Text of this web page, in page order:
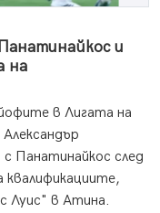
и
на
в Лигата на
Панатинайкос след
Луис" в Атина.